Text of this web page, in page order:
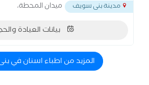
مدينة بنى سويف ميدان المحطة،
بيانات العيادة
المزيد من اطباء اسنان في